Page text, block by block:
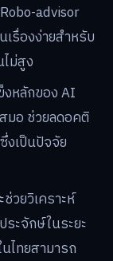
advisor
รื่องง่ายสำหรับ
ม่สูง
งหลักของ AI
มอ ช่วยลดอคติ
งเป็นปัจจัย
วยวิเคราะห์
ระจักษ์ในระยะ
ไทยสามารถ